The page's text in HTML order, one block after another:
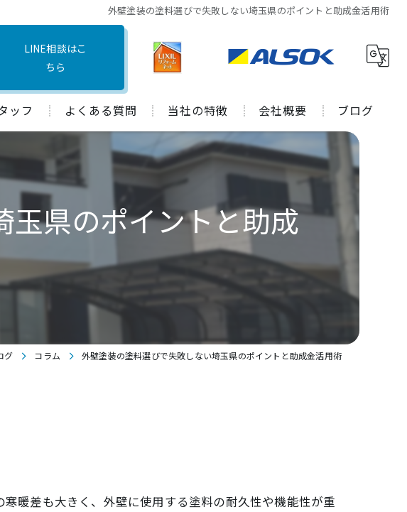
外壁塗装の塗料選びで失敗しない埼玉県のポイントと助成金活用術
LINE相談はこ
ちら
ッフ よくある質問 当社の特徴
水回り
キッチン
お風呂
トイレ
会社概要 ブログ
玉県のポイントと助成
グ コラム 外壁塗装の塗料選びで失敗しない埼玉県のポイントと助成金活用術
暖差も大きく、外壁に使用する塗料の耐久性や機能性が重